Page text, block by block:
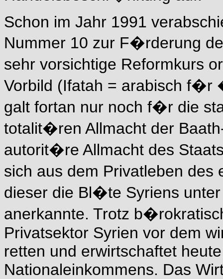
Schon im Jahr 1991
Nummer 10 zur F�rderung
sehr vorsichtige Reformkurs
Vorbild (Ifatah = arabisch f�r
galt fortan nur noch f�r die
totalit�ren Allmacht der
autorit�re Allmacht des
sich aus dem Privatleben
dieser die Bl�te Syriens
anerkannte. Trotz
Privatsektor Syrien vor dem
retten und erwirtschaftet
Nationaleinkommens. Das